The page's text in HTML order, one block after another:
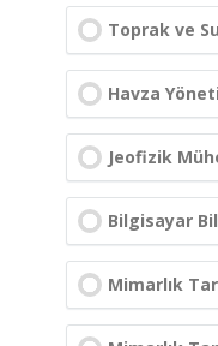
Toprak ve
Havza
Jeofizik
Bilgisayar
Mimarlık